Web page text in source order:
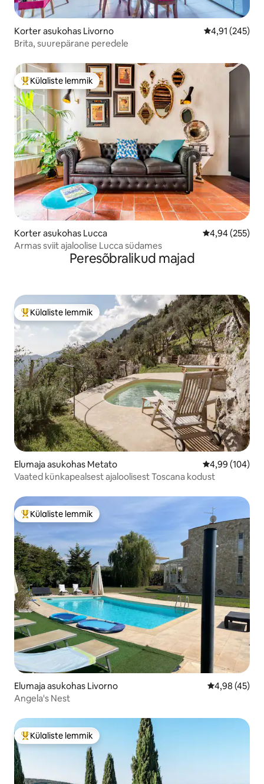
Korter asukohas Livorno Keskmine
4,91 (245)
Brita, suurepärane peredele
Külaliste suur lemmik
Külaliste lemmik
Korter asukohas Lucca Keskmine
4,94 (255)
Armas sviit ajaloolise Lucca südames
Peresõbralikud majad
Külaliste suur lemmik
Külaliste lemmik
Elumaja asukohas Metato Keskmine
4,99 (104)
Vaated künkapealsest ajaloolisest Toscana kodust
Külaliste suur lemmik
Külaliste lemmik
Elumaja asukohas Livorno Keskmine
4,98 (45)
Angela's Nest
Külaliste suur lemmik
Külaliste lemmik